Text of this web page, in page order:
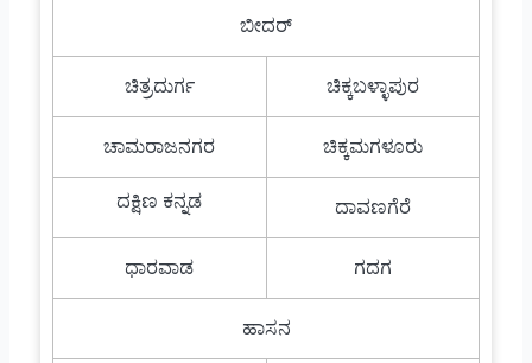
ಬೀದರ್
ಚಿತ್ರದುರ್ಗ ಚಿಕ್ಕಬಳ್ಳಾಪುರ
ಚಾಮರಾಜನಗರ ಚಿಕ್ಕಮಗಳೂರು
ದಕ್ಷಿಣ ಕನ್ನಡ ದಾವಣಗೆರೆ
ಧಾರವಾಡ ಗದಗ
ಹಾಸನ